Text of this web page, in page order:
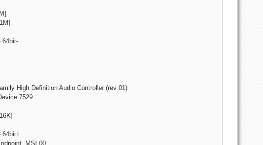
64bit-
High Definition Audio Controller (rev 01)
7529
64bit+
MSI 00